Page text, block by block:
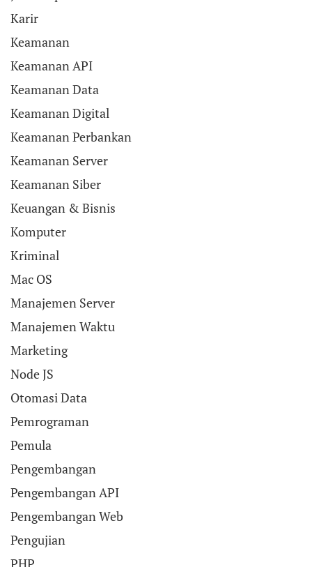
Karir
Keamanan
Keamanan API
Keamanan Data
Keamanan Digital
Keamanan Perbankan
Keamanan Server
Keamanan Siber
Keuangan & Bisnis
Komputer
Kriminal
Mac OS
Manajemen Server
Manajemen Waktu
Marketing
Node JS
Otomasi Data
Pemrograman
Pemula
Pengembangan
Pengembangan API
Pengembangan Web
Pengujian
PHP